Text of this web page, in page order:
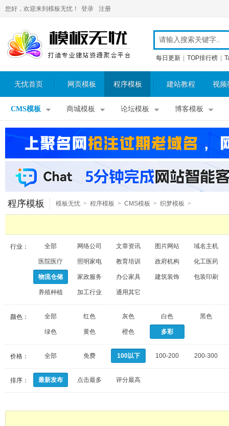
您好，欢迎来到模板无忧！ 登录 注册
每日更新 TOP排行榜
无忧首页 网页模板 程序模板 建站教程 视频
CMS模板 商城模板 论坛模板 博客模板
程序模板 模板无忧 > 程序模板 > CMS模板 > 织梦模板 >
行业： 全部 网络公司 文章资讯 图片网站 域名主机
医院医疗 照明家电 教育培训 政府机构 化工医药
物流仓储 家政服务 办公家具 建筑装饰 包装印刷
养殖种植 加工行业 通用其它
颜色： 全部 红色 灰色 白色 黑色
绿色 黄色 橙色 多彩
价格： 全部 免费 100以下 100-200 200-300
排序： 最新发布 点击最多 评分最高